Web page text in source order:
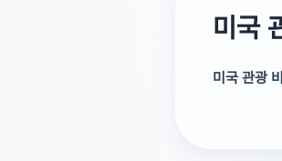
미국
미국 관광